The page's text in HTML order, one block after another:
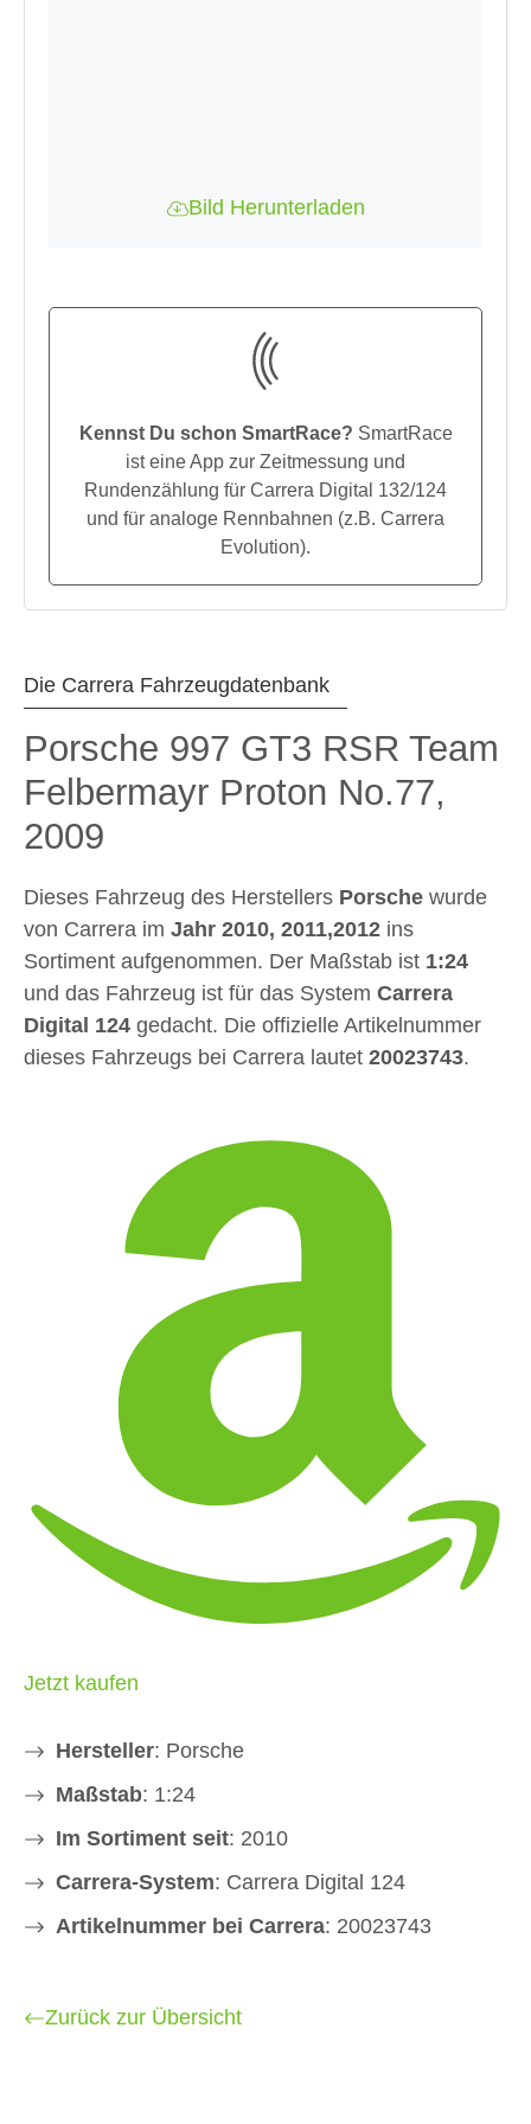
Die Carrera Fahrzeugdatenbank
Porsche 997 GT3 RSR Team
Felbermayr Proton No.77,
2009
Dieses Fahrzeug des Herstellers Porsche wurde
von Carrera im Jahr 2010, 2011,2012 ins
Sortiment aufgenommen. Der Maßstab ist 1:24
und das Fahrzeug ist für das System Carrera
Digital 124 gedacht. Die offizielle Artikelnummer
dieses Fahrzeugs bei Carrera lautet 20023743.
Jetzt kaufen
Hersteller: Porsche
Maßstab: 1:24
Im Sortiment seit: 2010
Carrera-System: Carrera Digital 124
Artikelnummer bei Carrera: 20023743
Zurück zur Übersicht
Bild Herunterladen
Kennst Du schon SmartRace? SmartRace
ist eine App zur Zeitmessung und
Rundenzählung für Carrera Digital 132/124
und für analoge Rennbahnen (z.B. Carrera
Evolution).